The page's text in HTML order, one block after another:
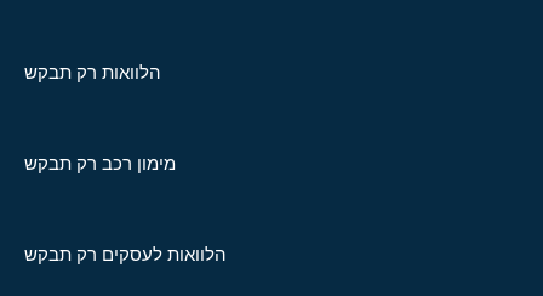
הלוואות רק תבקש
מימון רכב רק תבקש
הלוואות לעסקים רק תבקש